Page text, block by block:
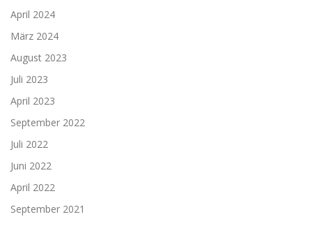
April 2024
März 2024
August 2023
Juli 2023
April 2023
September 2022
Juli 2022
Juni 2022
April 2022
September 2021